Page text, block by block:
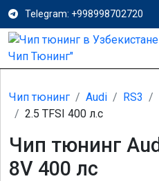
Telegram: +998998702720
Чип тюнинг Audi RS3
2.5 TFSI 400 л.с
Чип тюнинг
8V 400 лс